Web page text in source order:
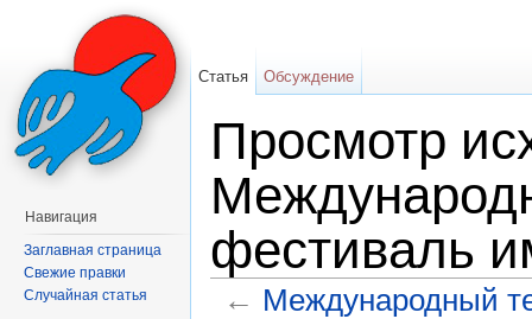
Просмотр
фестиваль
← Международный
Статья Обсуждение
Навигация
Заглавная страница
Свежие правки
Случайная статья